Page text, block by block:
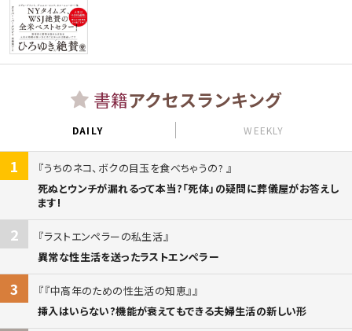
書籍アクセスランキング
DAILY WEEKLY
1
うちのネコ、ボクの目玉を食べちゃうの?
死ぬとウンチが漏れるって本当?「死体」の疑問に葬儀屋がお答えし
ます!
2
ラストエンペラーの私生活
異常な性生活を送ったラストエンペラー
3
『中高年のための性生活の知恵』
挿入はいらない?機能が衰えてもできる夫婦生活の新しい形